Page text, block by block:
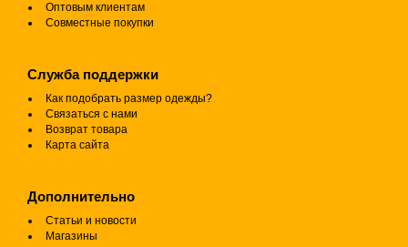
Оптовым клиентам
Совместные покупки
Служба поддержки
Как подобрать размер одежды?
Связаться с нами
Возврат товара
Карта сайта
Дополнительно
Статьи и новости
Магазины